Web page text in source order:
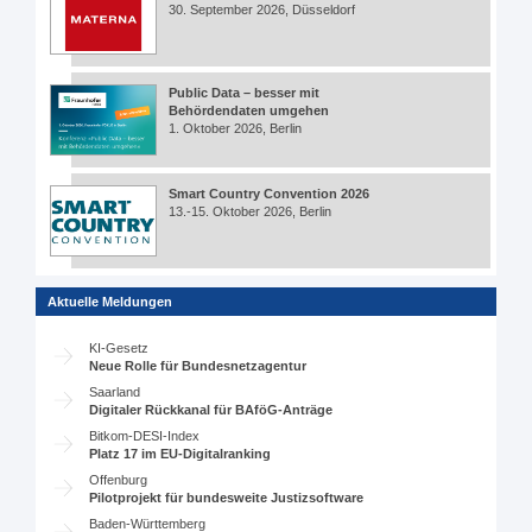
30. September 2026, Düsseldorf
Public Data – besser mit
Behördendaten umgehen
1. Oktober 2026, Berlin
Smart Country Convention 2026
13.-15. Oktober 2026, Berlin
Aktuelle Meldungen
KI-Gesetz
Neue Rolle für Bundesnetzagentur
Saarland
Digitaler Rückkanal für BAföG-Anträge
Bitkom-DESI-Index
Platz 17 im EU-Digitalranking
Offenburg
Pilotprojekt für bundesweite Justizsoftware
Baden-Württemberg